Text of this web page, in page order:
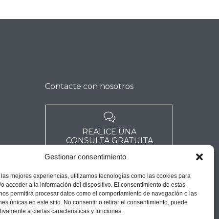
Gestionar consentimiento
las mejores experiencias, utilizamos tecnologías como las cookies para
acceder a la información del dispositivo. El consentimiento de estas
permitirá procesar datos como el comportamiento de navegación o las
únicas en este sitio. No consentir o retirar el consentimiento, puede
a ciertas características y funciones.
Contacte con nosotros

REALICE UNA
CONSULTA GRATUITA